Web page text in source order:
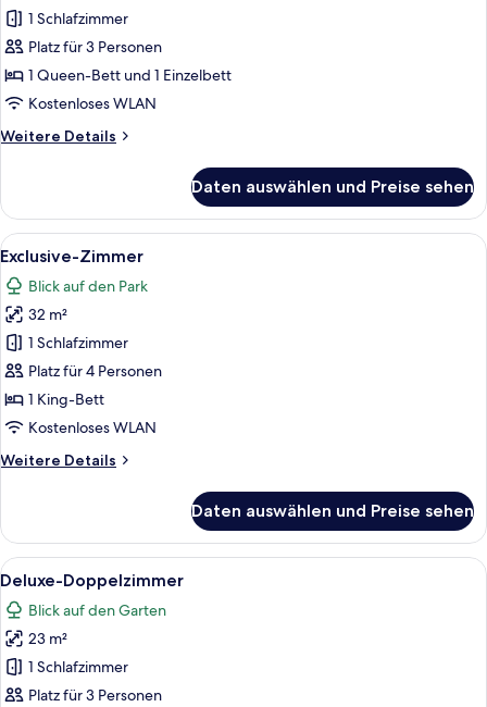
Dreibettzimmer
anzeigen
1 Schlafzimmer
Platz für 3 Personen
1 Queen-Bett und 1 Einzelbett
Kostenloses WLAN
Weitere Details
Weitere
Dreibettzimmer
Daten auswählen und Preise sehen
Alle
Fotos
für
Exclusive-
Zimmer
anzeigen
Ein Schlafzimmer mit Holzboden,
11
Exclusive-Zimmer
Blick auf den Park
32 m²
1 Schlafzimmer
Platz für 4 Personen
1 King-Bett
Kostenloses WLAN
Weitere Details
Weitere
Zimmer
Daten auswählen und Preise sehen
Alle
Fotos
für
Deluxe-
Doppelzimmer
anzeigen
Ein Hund blickt aus einem Fenster
19
Deluxe-Doppelzimmer
Blick auf den Garten
23 m²
1 Schlafzimmer
Platz für 3 Personen